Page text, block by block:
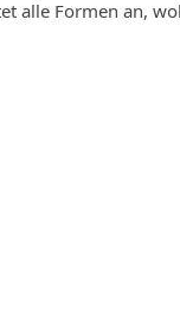
alle Formen an,